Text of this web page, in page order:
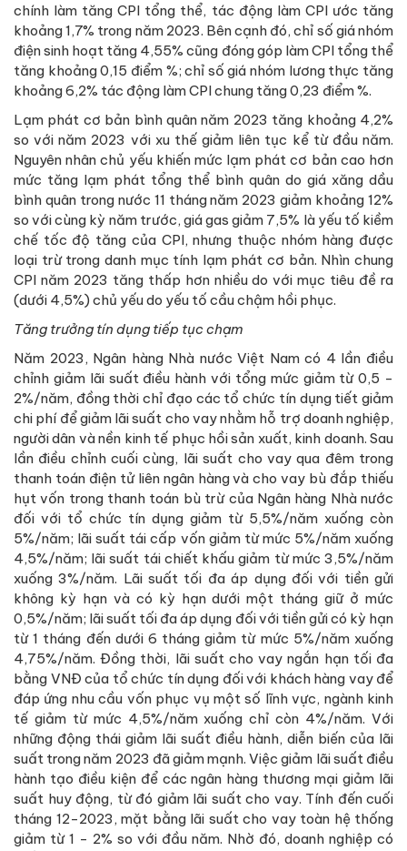
chính làm tăng CPI tổng thể, tác động làm CPI ước tăng
khoảng 1,7% trong năm 2023. Bên cạnh đó, chỉ số giá nhóm
điện sinh hoạt tăng 4,55% cũng đóng góp làm CPI tổng thể
tăng khoảng 0,15 điểm %; chỉ số giá nhóm lương thực tăng
khoảng 6,2% tác động làm CPI chung tăng 0,23 điểm %.
Lạm phát cơ bản bình quân năm 2023 tăng khoảng 4,2%
so với năm 2023 với xu thế giảm liên tục kể từ đầu năm.
Nguyên nhân chủ yếu khiến mức lạm phát cơ bản cao hơn
mức tăng lạm phát tổng thể bình quân do giá xăng dầu
bình quân trong nước 11 tháng năm 2023 giảm khoảng 12%
so với cùng kỳ năm trước, giá gas giảm 7,5% là yếu tố kiềm
chế tốc độ tăng của CPI, nhưng thuộc nhóm hàng được
loại trừ trong danh mục tính lạm phát cơ bản. Nhìn chung
CPI năm 2023 tăng thấp hơn nhiều do với mục tiêu đề ra
(dưới 4,5%) chủ yếu do yếu tố cầu chậm hồi phục.
Tăng trưởng tín dụng tiếp tục chạm
Năm 2023, Ngân hàng Nhà nước Việt Nam có 4 lần điều
chỉnh giảm lãi suất điều hành với tổng mức giảm từ 0,5 -
2%/năm, đồng thời chỉ đạo các tổ chức tín dụng tiết giảm
chi phí để giảm lãi suất cho vay nhằm hỗ trợ doanh nghiệp,
người dân và nền kinh tế phục hồi sản xuất, kinh doanh. Sau
lần điều chỉnh cuối cùng, lãi suất cho vay qua đêm trong
thanh toán điện tử liên ngân hàng và cho vay bù đắp thiếu
hụt vốn trong thanh toán bù trừ của Ngân hàng Nhà nước
đối với tổ chức tín dụng giảm từ 5,5%/năm xuống còn
5%/năm; lãi suất tái cấp vốn giảm từ mức 5%/năm xuống
4,5%/năm; lãi suất tái chiết khấu giảm từ mức 3,5%/năm
xuống 3%/năm. Lãi suất tối đa áp dụng đối với tiền gửi
không kỳ hạn và có kỳ hạn dưới một tháng giữ ở mức
0,5%/năm; lãi suất tối đa áp dụng đối với tiền gửi có kỳ hạn
từ 1 tháng đến dưới 6 tháng giảm từ mức 5%/năm xuống
4,75%/năm. Đồng thời, lãi suất cho vay ngắn hạn tối đa
bằng VNĐ của tổ chức tín dụng đối với khách hàng vay để
đáp ứng nhu cầu vốn phục vụ một số lĩnh vực, ngành kinh
tế giảm từ mức 4,5%/năm xuống chỉ còn 4%/năm. Với
những động thái giảm lãi suất điều hành, diễn biến của lãi
suất trong năm 2023 đã giảm mạnh. Việc giảm lãi suất điều
hành tạo điều kiện để các ngân hàng thương mại giảm lãi
suất huy động, từ đó giảm lãi suất cho vay. Tính đến cuối
tháng 12-2023, mặt bằng lãi suất cho vay toàn hệ thống
giảm từ 1 - 2% so với đầu năm. Nhờ đó, doanh nghiệp có